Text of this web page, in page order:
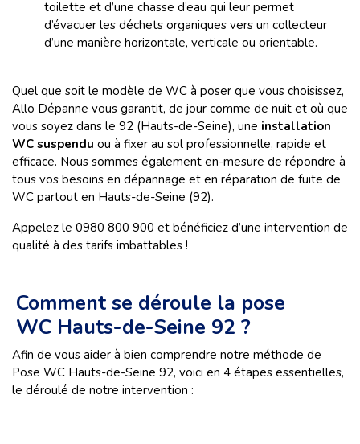
toilette et d’une chasse d’eau qui leur permet
d’évacuer les déchets organiques vers un collecteur
d’une manière horizontale, verticale ou orientable.
Quel que soit le modèle de WC à poser que vous choisissez,
Allo Dépanne vous garantit, de jour comme de nuit et où que
vous soyez dans le 92 (Hauts-de-Seine), une installation
WC suspendu ou à fixer au sol professionnelle, rapide et
efficace. Nous sommes également en-mesure de répondre à
tous vos besoins en dépannage et en réparation de fuite de
WC partout en Hauts-de-Seine (92).
Appelez le 0980 800 900 et bénéficiez d’une intervention de
qualité à des tarifs imbattables !
Comment se déroule la pose
WC Hauts-de-Seine 92 ?
Afin de vous aider à bien comprendre notre méthode de
Pose WC Hauts-de-Seine 92, voici en 4 étapes essentielles,
le déroulé de notre intervention :